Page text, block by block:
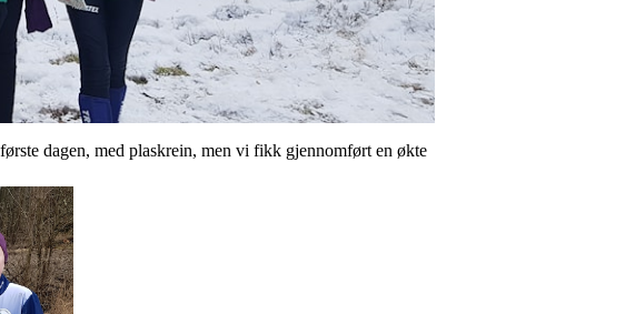
dagen, med plaskrein, men vi fikk gjennomført en økte